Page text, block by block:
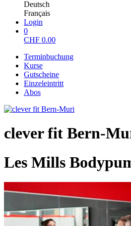
Deutsch
Français
Login
0
CHF 0.00
Terminbuchung
Kurse
Gutscheine
Einzeleintritt
Abos
clever fit Bern-
Les Mills